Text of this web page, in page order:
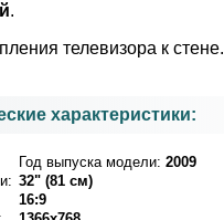
.
телевизора к стене.
характеристики:
Год выпуска модели: 2009
32" (81 см)
16:9